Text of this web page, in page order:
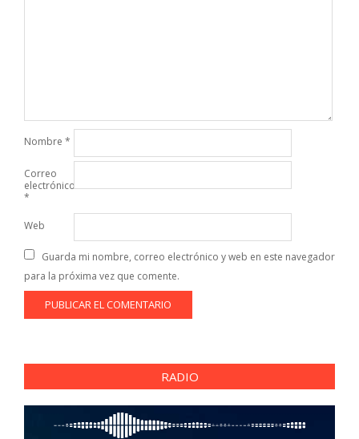
Nombre *
Correo
electrónico
*
Web
Guarda mi nombre, correo electrónico y web en este navegador
para la próxima vez que comente.
RADIO